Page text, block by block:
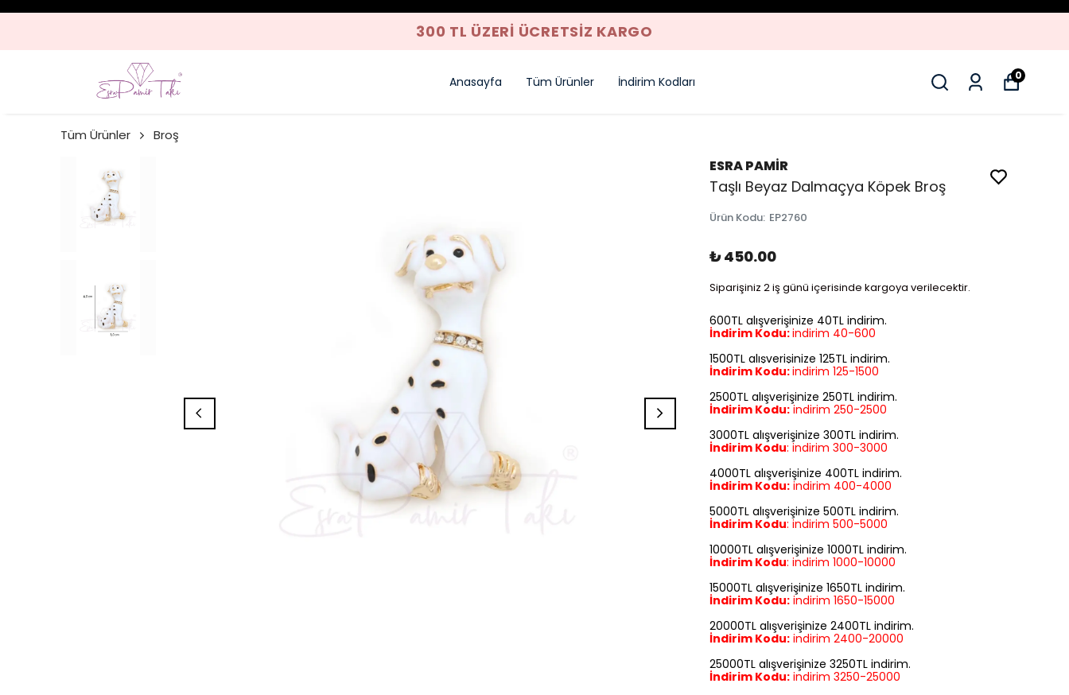
300 TL ÜZERI ÜCRETSIZ KARGO
Anasayfa Tüm Ürünler İndirim Kodları 0
Tüm Ürünler Broş
ESRA PAMİR
Taşlı Beyaz Dalmaçya Köpek Broş
Ürün Kodu: EP2760
₺ 450.00
Siparişiniz 2 iş günü içerisinde kargoya verilecektir.
600TL alışverişinize 40TL indirim.
İndirim Kodu:indirim 40-600
1500TL alışverişinize 125TL indirim.
İndirim Kodu:indirim 125-1500
2500TL alışverişinize 250TL indirim.
İndirim Kodu: indirim 250-2500
3000TL alışverişinize 300TL indirim.
İndirim Kodu: indirim 300-3000
4000TL alışverişinize 400TL indirim.
İndirim Kodu: indirim 400-4000
5000TL alışverişinize 500TL indirim.
İndirim Kodu: indirim 500-5000
10000TL alışverişinize 1000TL indirim.
İndirim Kodu: indirim 1000-10000
15000TL alışverişinize 1650TL indirim.
İndirim Kodu: indirim 1650-15000
20000TL alışverişinize 2400TL indirim.
İndirim Kodu: indirim 2400-20000
25000TL alışverişinize 3250TL indirim.
İndirim Kodu: indirim 3250-25000